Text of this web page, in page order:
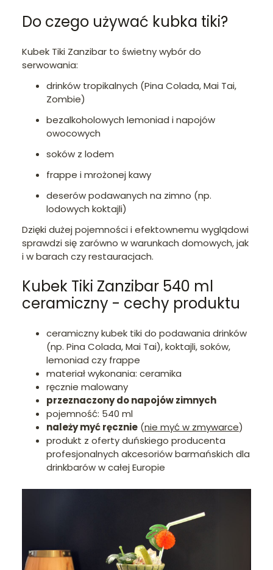
Do czego używać kubka tiki?
Kubek Tiki Zanzibar to świetny wybór do
serwowania:
drinków tropikalnych (Pina Colada, Mai Tai,
Zombie)
bezalkoholowych lemoniad i napojów
owocowych
soków z lodem
frappe i mrożonej kawy
deserów podawanych na zimno (np.
lodowych koktajli)
Dzięki dużej pojemności i efektownemu wyglądowi
sprawdzi się zarówno w warunkach domowych, jak
i w barach czy restauracjach.
Kubek Tiki Zanzibar 540 ml
ceramiczny - cechy produktu
ceramiczny kubek tiki do podawania drinków
(np. Pina Colada, Mai Tai), koktajli, soków,
lemoniad czy frappe
materiał wykonania: ceramika
ręcznie malowany
przeznaczony do napojów zimnych
pojemność: 540 ml
należy myć ręcznie (nie myć w zmywarce)
produkt z oferty duńskiego producenta
profesjonalnych akcesoriów barmańskich dla
drinkbarów w całej Europie